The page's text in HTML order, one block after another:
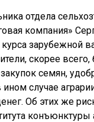
отдела
компания»
курса зарубежной
скорее всего,
семян,
ином случае
Об этих же
конъюнктуры